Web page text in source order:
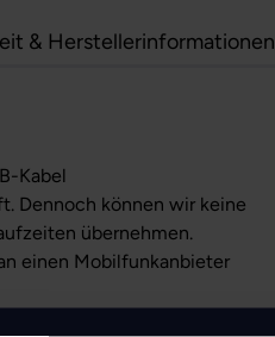
& Herstellerinformationen
Kabel
Dennoch können wir keine
übernehmen.
einen Mobilfunkanbieter